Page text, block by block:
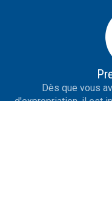
Dès que vous
d'expropriation, il est